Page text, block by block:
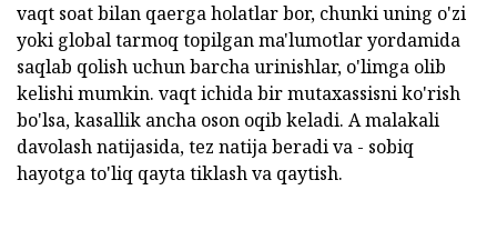
vaqt soat bilan qaerga holatlar bor, chunki uning o'zi
yoki global tarmoq topilgan ma'lumotlar yordamida
saqlab qolish uchun barcha urinishlar, o'limga olib
kelishi mumkin. vaqt ichida bir mutaxassisni ko'rish
bo'lsa, kasallik ancha oson oqib keladi. A malakali
davolash natijasida, tez natija beradi va - sobiq
hayotga to'liq qayta tiklash va qaytish.